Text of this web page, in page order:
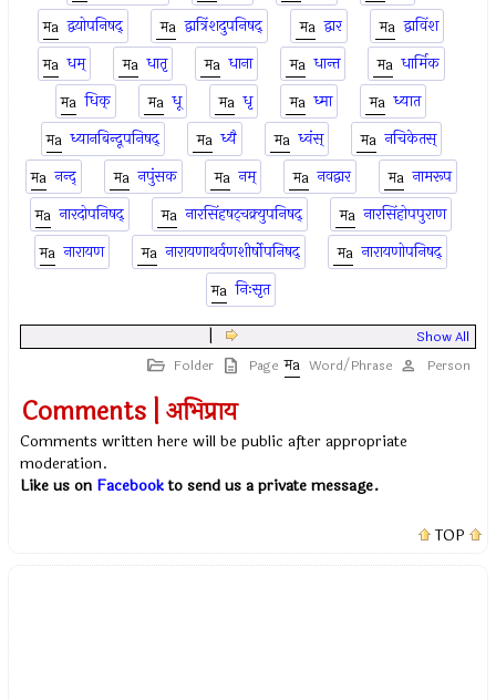
द्वयोपनिषद्
द्वात्रिंशदुपनिषद् द्वार
द्वाविंश
धम्
धातृ धाना धान्त
धार्मिक
धिक्
धू धृ ध्मा
ध्यात
ध्यानबिन्दूपनिषद्
ध्यै ध्वंस्
नचिकेतस्
नन्द्
नपुंसक नम् नवद्वार
नामरूप
नारदोपनिषद्
नारसिंहषट्चक्र्युपनिषद्
नारसिंहोपपुराण
नारायण
नारायणाथर्वणशीर्षोपनिषद्
नारायणोपनिषद्
निःसृत
Show All
Folder
Page Word/Phrase Person
Comments | अभिप्राय
Comments written here will be public after appropriate
moderation.
Like us on Facebookto send us a private message.
TOP